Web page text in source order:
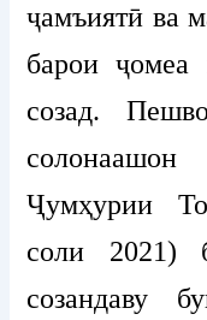
ҷамъиятӣ ва
барои ҷомеа
созад.
Ҷумҳурии
соли 2021)
созандаву